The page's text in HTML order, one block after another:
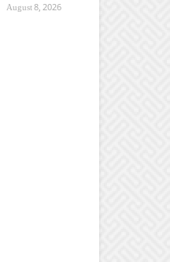
August 8, 2026